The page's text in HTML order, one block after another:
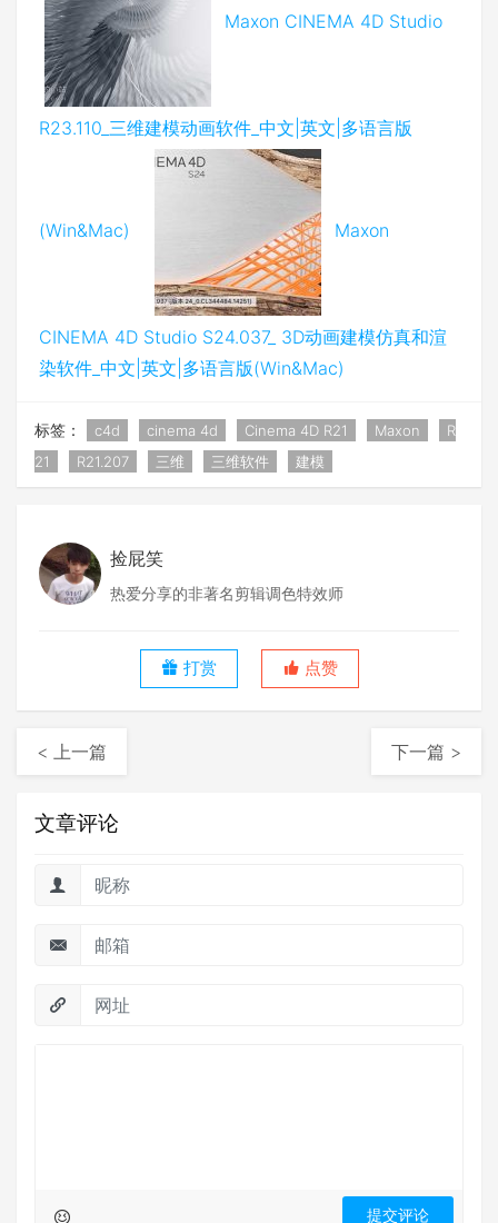
Maxon CINEMA 4D Studio
R23.110_三维建模动画软件_中文|英文|多语言版
(Win&Mac) Maxon
CINEMA 4D Studio S24.037_ 3D动画建模仿真和渲
染软件_中文|英文|多语言版(Win&Mac)
标签： c4d cinema 4d Cinema 4D R21 Maxon
R
21
R21.207 三维 三维软件 建模
捡屁笑
热爱分享的非著名剪辑调色特效师
打赏 点赞
< 上一篇 下一篇 >
文章评论